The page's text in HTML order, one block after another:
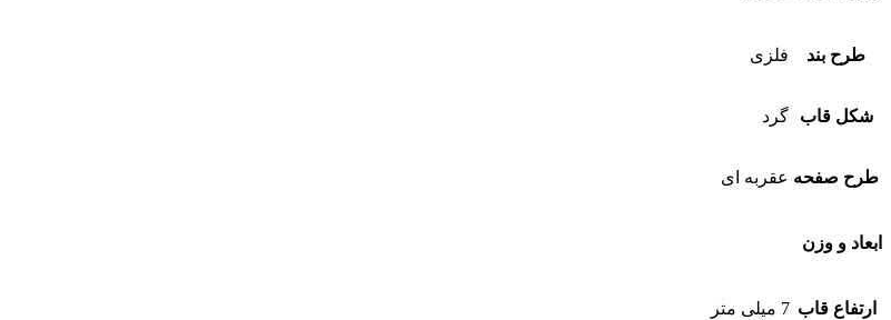
طرح بند فلزی
شکل قاب گرد
طرح صفحه عقربه ای
ابعاد و وزن
ارتفاع قاب 7 میلی متر